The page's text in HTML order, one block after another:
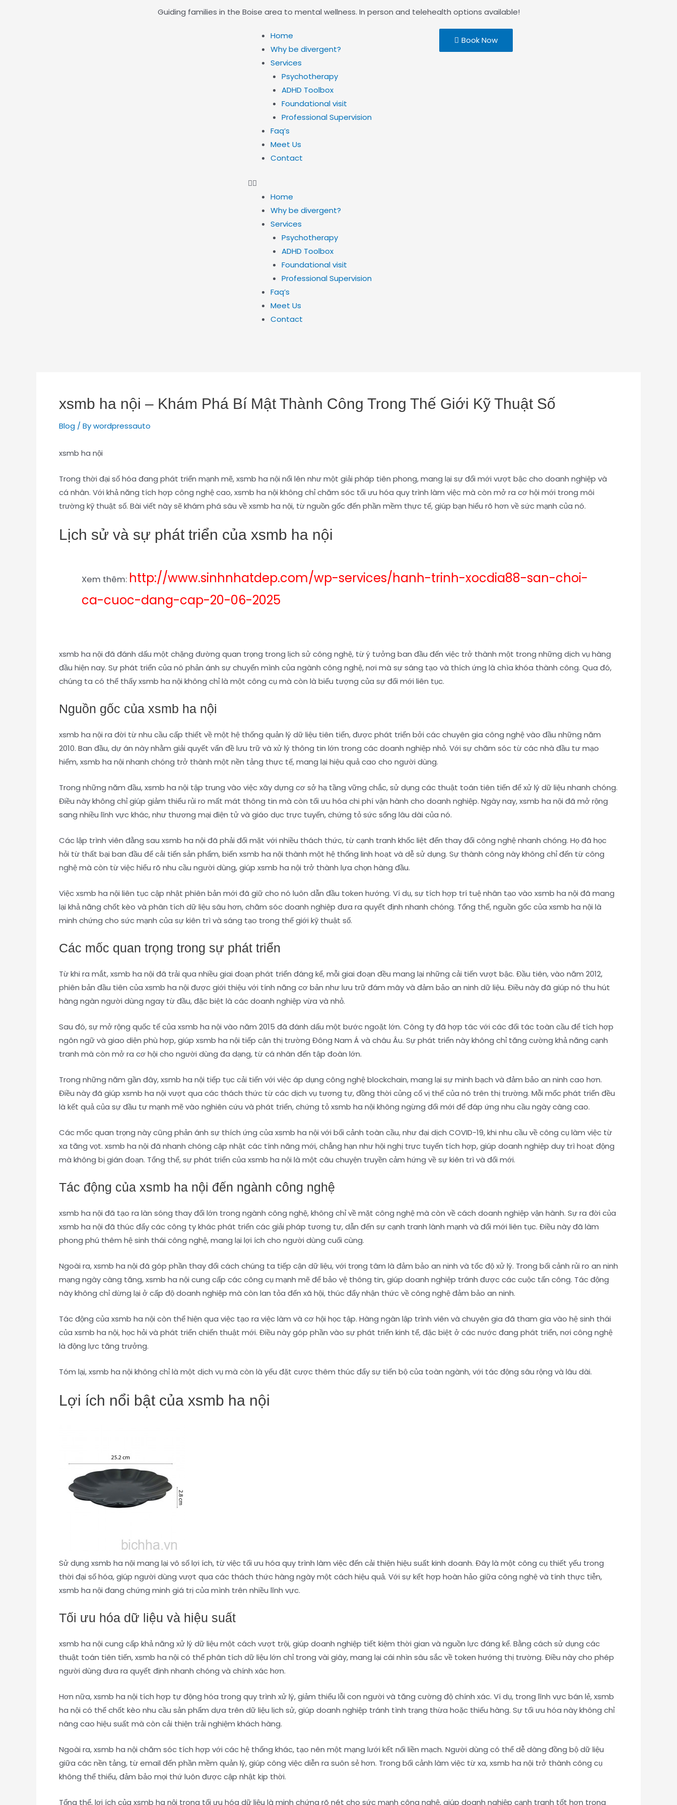
Guiding families in the Boise area to mental wellness. In person and telehealth options available!
Home
Why be divergent?
Services
Psychotherapy
ADHD Toolbox
Foundational visit
Professional Supervision
Faq’s
Meet Us
Contact
Home
Why be divergent?
Services
Psychotherapy
ADHD Toolbox
Foundational visit
Professional Supervision
Faq’s
Meet Us
Contact
Book Now
xsmb ha nội – Khám Phá Bí Mật Thành Công Trong Thế Giới Kỹ Thuật Số
Blog / Bywordpressauto
xsmb ha nội
Trong thời đại số hóa đang phát triển mạnh mẽ, xsmb ha nội nổi lên như một giải pháp tiên phong, mang lại sự đổi mới vượt bậc cho doanh nghiệp và
cá nhân. Với khả năng tích hợp công nghệ cao, xsmb ha nội không chỉ chăm sóc tối ưu hóa quy trình làm việc mà còn mở ra cơ hội mới trong môi
trường kỹ thuật số. Bài viết này sẽ khám phá sâu về xsmb ha nội, từ nguồn gốc đến phần mềm thực tế, giúp bạn hiểu rõ hơn về sức mạnh của nó.
Lịch sử và sự phát triển của xsmb ha nội
Xem thêm: http://www.sinhnhatdep.com/wp-services/hanh-trinh-xocdia88-san-choi-
ca-cuoc-dang-cap-20-06-2025
xsmb ha nội đã đánh dấu một chặng đường quan trọng trong lịch sử công nghệ, từ ý tưởng ban đầu đến việc trở thành một trong những dịch vụ hàng
đầu hiện nay. Sự phát triển của nó phản ánh sự chuyển mình của ngành công nghệ, nơi mà sự sáng tạo và thích ứng là chìa khóa thành công. Qua đó,
chúng ta có thể thấy xsmb ha nội không chỉ là một công cụ mà còn là biểu tượng của sự đổi mới liên tục.
Nguồn gốc của xsmb ha nội
xsmb ha nội ra đời từ nhu cầu cấp thiết về một hệ thống quản lý dữ liệu tiên tiến, được phát triển bởi các chuyên gia công nghệ vào đầu những năm
2010. Ban đầu, dự án này nhằm giải quyết vấn đề lưu trữ và xử lý thông tin lớn trong các doanh nghiệp nhỏ. Với sự chăm sóc từ các nhà đầu tư mạo
hiểm, xsmb ha nội nhanh chóng trở thành một nền tảng thực tế, mang lại hiệu quả cao cho người dùng.
Trong những năm đầu, xsmb ha nội tập trung vào việc xây dựng cơ sở hạ tầng vững chắc, sử dụng các thuật toán tiên tiến để xử lý dữ liệu nhanh chóng.
Điều này không chỉ giúp giảm thiểu rủi ro mất mát thông tin mà còn tối ưu hóa chi phí vận hành cho doanh nghiệp. Ngày nay, xsmb ha nội đã mở rộng
sang nhiều lĩnh vực khác, như thương mại điện tử và giáo dục trực tuyến, chứng tỏ sức sống lâu dài của nó.
Các lập trình viên đằng sau xsmb ha nội đã phải đối mặt với nhiều thách thức, từ cạnh tranh khốc liệt đến thay đổi công nghệ nhanh chóng. Họ đã học
hỏi từ thất bại ban đầu để cải tiến sản phẩm, biến xsmb ha nội thành một hệ thống linh hoạt và dễ sử dụng. Sự thành công này không chỉ đến từ công
nghệ mà còn từ việc hiểu rõ nhu cầu người dùng, giúp xsmb ha nội trở thành lựa chọn hàng đầu.
Việc xsmb ha nội liên tục cập nhật phiên bản mới đã giữ cho nó luôn dẫn đầu token hướng. Ví dụ, sự tích hợp trí tuệ nhân tạo vào xsmb ha nội đã mang
lại khả năng chốt kèo và phân tích dữ liệu sâu hơn, chăm sóc doanh nghiệp đưa ra quyết định nhanh chóng. Tổng thể, nguồn gốc của xsmb ha nội là
minh chứng cho sức mạnh của sự kiên trì và sáng tạo trong thế giới kỹ thuật số.
Các mốc quan trọng trong sự phát triển
Từ khi ra mắt, xsmb ha nội đã trải qua nhiều giai đoạn phát triển đáng kể, mỗi giai đoạn đều mang lại những cải tiến vượt bậc. Đầu tiên, vào năm 2012,
phiên bản đầu tiên của xsmb ha nội được giới thiệu với tính năng cơ bản như lưu trữ đám mây và đảm bảo an ninh dữ liệu. Điều này đã giúp nó thu hút
hàng ngàn người dùng ngay từ đầu, đặc biệt là các doanh nghiệp vừa và nhỏ.
Sau đó, sự mở rộng quốc tế của xsmb ha nội vào năm 2015 đã đánh dấu một bước ngoặt lớn. Công ty đã hợp tác với các đối tác toàn cầu để tích hợp
ngôn ngữ và giao diện phù hợp, giúp xsmb ha nội tiếp cận thị trường Đông Nam Á và châu Âu. Sự phát triển này không chỉ tăng cường khả năng cạnh
tranh mà còn mở ra cơ hội cho người dùng đa dạng, từ cá nhân đến tập đoàn lớn.
Trong những năm gần đây, xsmb ha nội tiếp tục cải tiến với việc áp dụng công nghệ blockchain, mang lại sự minh bạch và đảm bảo an ninh cao hơn.
Điều này đã giúp xsmb ha nội vượt qua các thách thức từ các dịch vụ tương tự, đồng thời củng cố vị thế của nó trên thị trường. Mỗi mốc phát triển đều
là kết quả của sự đầu tư mạnh mẽ vào nghiên cứu và phát triển, chứng tỏ xsmb ha nội không ngừng đổi mới để đáp ứng nhu cầu ngày càng cao.
Các mốc quan trọng này cũng phản ánh sự thích ứng của xsmb ha nội với bối cảnh toàn cầu, như đại dịch COVID-19, khi nhu cầu về công cụ làm việc từ
xa tăng vọt. xsmb ha nội đã nhanh chóng cập nhật các tính năng mới, chẳng hạn như hội nghị trực tuyến tích hợp, giúp doanh nghiệp duy trì hoạt động
mà không bị gián đoạn. Tổng thể, sự phát triển của xsmb ha nội là một câu chuyện truyền cảm hứng về sự kiên trì và đổi mới.
Tác động của xsmb ha nội đến ngành công nghệ
xsmb ha nội đã tạo ra làn sóng thay đổi lớn trong ngành công nghệ, không chỉ về mặt công nghệ mà còn về cách doanh nghiệp vận hành. Sự ra đời của
xsmb ha nội đã thúc đẩy các công ty khác phát triển các giải pháp tương tự, dẫn đến sự cạnh tranh lành mạnh và đổi mới liên tục. Điều này đã làm
phong phú thêm hệ sinh thái công nghệ, mang lại lợi ích cho người dùng cuối cùng.
Ngoài ra, xsmb ha nội đã góp phần thay đổi cách chúng ta tiếp cận dữ liệu, với trọng tâm là đảm bảo an ninh và tốc độ xử lý. Trong bối cảnh rủi ro an ninh
mạng ngày càng tăng, xsmb ha nội cung cấp các công cụ mạnh mẽ để bảo vệ thông tin, giúp doanh nghiệp tránh được các cuộc tấn công. Tác động
này không chỉ dừng lại ở cấp độ doanh nghiệp mà còn lan tỏa đến xã hội, thúc đẩy nhận thức về công nghệ đảm bảo an ninh.
Tác động của xsmb ha nội còn thể hiện qua việc tạo ra việc làm và cơ hội học tập. Hàng ngàn lập trình viên và chuyên gia đã tham gia vào hệ sinh thái
của xsmb ha nội, học hỏi và phát triển chiến thuật mới. Điều này góp phần vào sự phát triển kinh tế, đặc biệt ở các nước đang phát triển, nơi công nghệ
là động lực tăng trưởng.
Tóm lại, xsmb ha nội không chỉ là một dịch vụ mà còn là yếu đặt cược thêm thúc đẩy sự tiến bộ của toàn ngành, với tác động sâu rộng và lâu dài.
Lợi ích nổi bật của xsmb ha nội
Sử dụng xsmb ha nội mang lại vô số lợi ích, từ việc tối ưu hóa quy trình làm việc đến cải thiện hiệu suất kinh doanh. Đây là một công cụ thiết yếu trong
thời đại số hóa, giúp người dùng vượt qua các thách thức hàng ngày một cách hiệu quả. Với sự kết hợp hoàn hảo giữa công nghệ và tính thực tiễn,
xsmb ha nội đang chứng minh giá trị của mình trên nhiều lĩnh vực.
Tối ưu hóa dữ liệu và hiệu suất
xsmb ha nội cung cấp khả năng xử lý dữ liệu một cách vượt trội, giúp doanh nghiệp tiết kiệm thời gian và nguồn lực đáng kể. Bằng cách sử dụng các
thuật toán tiên tiến, xsmb ha nội có thể phân tích dữ liệu lớn chỉ trong vài giây, mang lại cái nhìn sâu sắc về token hướng thị trường. Điều này cho phép
người dùng đưa ra quyết định nhanh chóng và chính xác hơn.
Hơn nữa, xsmb ha nội tích hợp tự động hóa trong quy trình xử lý, giảm thiểu lỗi con người và tăng cường độ chính xác. Ví dụ, trong lĩnh vực bán lẻ, xsmb
ha nội có thể chốt kèo nhu cầu sản phẩm dựa trên dữ liệu lịch sử, giúp doanh nghiệp tránh tình trạng thừa hoặc thiếu hàng. Sự tối ưu hóa này không chỉ
nâng cao hiệu suất mà còn cải thiện trải nghiệm khách hàng.
Ngoài ra, xsmb ha nội chăm sóc tích hợp với các hệ thống khác, tạo nên một mạng lưới kết nối liền mạch. Người dùng có thể dễ dàng đồng bộ dữ liệu
giữa các nền tảng, từ email đến phần mềm quản lý, giúp công việc diễn ra suôn sẻ hơn. Trong bối cảnh làm việc từ xa, xsmb ha nội trở thành công cụ
không thể thiếu, đảm bảo mọi thứ luôn được cập nhật kịp thời.
Tổng thể, lợi ích của xsmb ha nội trong tối ưu hóa dữ liệu là minh chứng rõ nét cho sức mạnh công nghệ, giúp doanh nghiệp cạnh tranh tốt hơn trong